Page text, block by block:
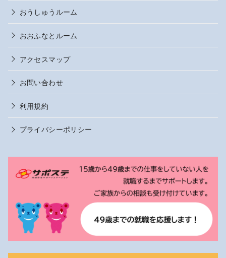
おうしゅうルーム
おおふなとルーム
アクセスマップ
お問い合わせ
利用規約
プライバシーポリシー